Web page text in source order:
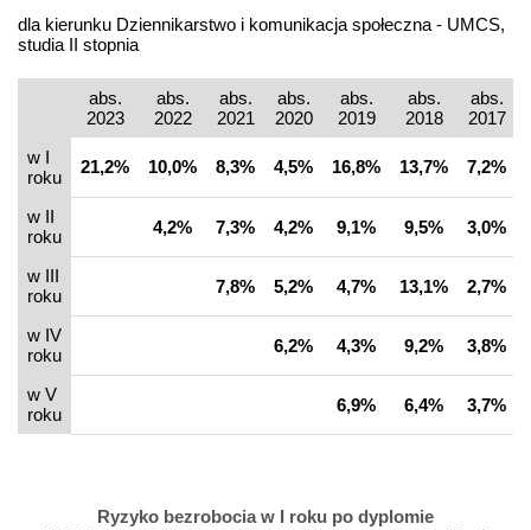
dla kierunku Dziennikarstwo i komunikacja społeczna - UMCS,
studia II stopnia
abs.
2023
abs.
2022
abs.
2021
abs.
2020
abs.
2019
abs.
2018
abs.
2017
w I
roku
21,2% 10,0% 8,3% 4,5% 16,8% 13,7% 7,2%
w II
roku
4,2% 7,3% 4,2% 9,1% 9,5% 3,0%
w III
roku
7,8% 5,2% 4,7% 13,1% 2,7%
w IV
roku
6,2% 4,3% 9,2% 3,8%
w V
roku
6,9% 6,4% 3,7%
Ryzyko bezrobocia w I roku po dyplomie